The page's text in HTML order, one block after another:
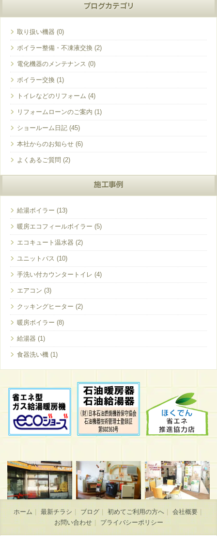
ブログカテゴリ
取り扱い機器
ボイラー整備・不凍液交換
電化機器のメンテナンス
ボイラー交換
トイレなどのリフォーム
リフォームローンのご案内
ショールーム日記
本社からのお知らせ
よくあるご質問
施工事例
給湯ボイラー
暖房エコフィールボイラー
エコキュート温水器
ユニットバス
手洗い付カウンタートイレ
エアコン
クッキングヒーター
暖房ボイラー
給湯器
食器洗い機
ホーム 最新チラシ ブログ 初めてご利用の方へ
会社概要
お問い合わせ
プライバシーポリシー